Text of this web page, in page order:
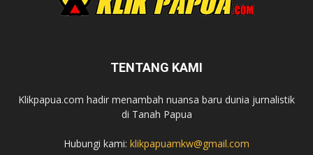
TENTANG KAMI
Klikpapua.com hadir menambah nuansa baru dunia jurnalistik
di Tanah Papua
Hubungi kami: klikpapuamkw@gmail.com